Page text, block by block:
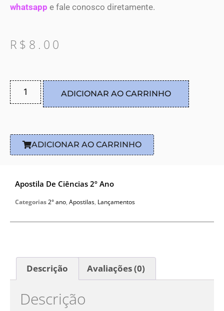
whatsapp e fale conosco diretamente.
R$ 8.00
ADICIONAR AO CARRINHO
ADICIONAR AO CARRINHO
Apostila De Ciências 2º Ano
Categorias2° ano, Apostilas, Lançamentos
Descrição Avaliações (0)
Descrição